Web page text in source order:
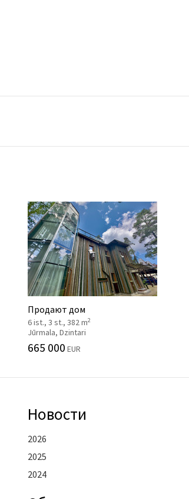
Продают дом
6 ist., 3 st., 382 m2
Jūrmala, Dzintari
665 000 EUR
Новости
2026
2025
2024